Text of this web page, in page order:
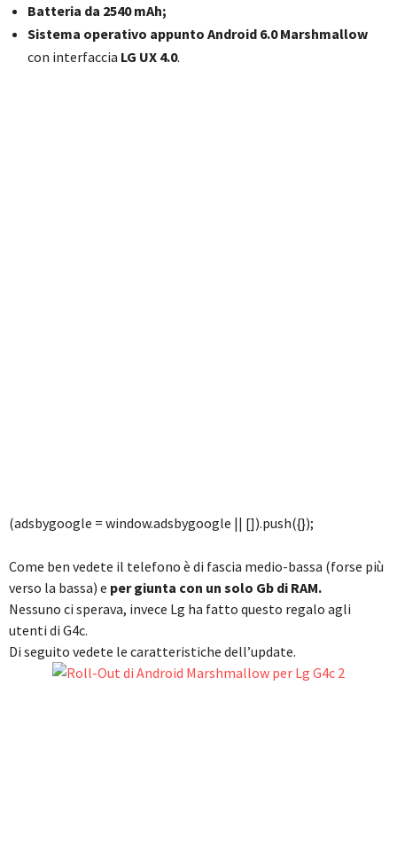
Batteria da 2540 mAh;
Sistema operativo appunto Android 6.0 Marshmallow
con interfaccia LG UX 4.0.
(adsbygoogle = window.adsbygoogle || []).push({});
Come ben vedete il telefono è di fascia medio-bassa (forse più
verso la bassa) e per giunta con un solo Gb di RAM.
Nessuno ci sperava, invece Lg ha fatto questo regalo agli
utenti di G4c.
Di seguito vedete le caratteristiche dell’update.